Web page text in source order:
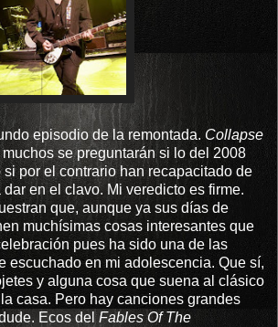
episodio de la remontada. Collapse
se preguntarán si lo del 2008
por el contrario han recapacitado de
en el clavo. Mi veredicto es firme.
que, aunque ya sus días de
muchísimas cosas interesantes que
pues ha sido una de las
escuchado en mi adolescencia. Que sí,
y alguna cosa que suena al clásico
casa. Pero hay canciones grandes
Ecos delFables Of The